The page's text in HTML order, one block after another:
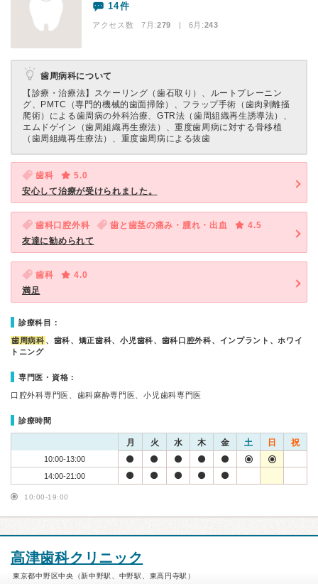
14件
アクセス数 7月:279 | 6月:243
歯周病科について
【診療・治療法】 スケーリング（歯石取り）、ルートプレーニン
グ、PMTC（専門的機械的歯面掃除）、フラップ手術（歯肉剥離掻
爬術）による歯周病の外科治療、GTR法（歯周組織再生誘導法）、
エムドゲイン（歯周組織再生療法）、重度歯周病に対する骨移植
（歯周組織再生療法）、重度歯周病による抜歯
歯科
5.0
安心して治療が受けられました。
歯科口腔外科 歯と歯茎の痛み・腫れ・出血
4.5
友達に勧められて
歯科
4.0
満足
診療科目：
歯周病科 、歯科、矯正歯科、小児歯科、歯科口腔外科、インプラント、ホワイ
トニング
専門医・資格：
口腔外科専門医、歯科麻酔専門医、小児歯科専門医
診療時間
月 火 水 木 金 土 日 祝
10:00-13:00
14:00-21:00
10:00-19:00
高津歯科クリニック
東京都中野区中央（新中野駅、中野駅、東高円寺駅）